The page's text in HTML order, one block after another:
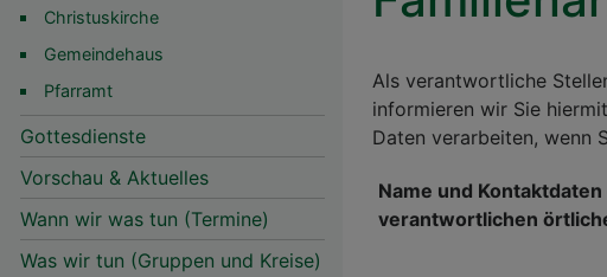
Hauptnavigation
Christuskirche
Gemeindehaus
Pfarramt
Gottesdienste
Vorschau & Aktuelles
Wann wir was tun (Termine)
Was wir tun (Gruppen und Kreise)
Als verantwortliche
informieren wir Sie
Daten verarbeiten, wenn
Name und
verantwortlichen